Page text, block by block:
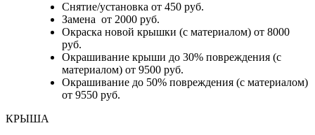
Снятие/установка от 450 руб.
Замена от 2000 руб.
Окраска новой крышки (с материалом) от 8000
руб.
Окрашивание крыши до 30% повреждения (с
материалом) от 9500 руб.
Окрашивание до 50% повреждения (с материалом)
от 9550 руб.
КРЫША